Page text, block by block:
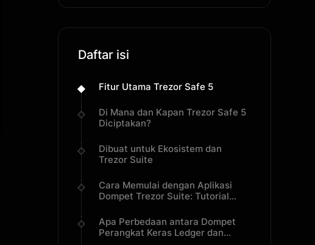
Daftar isi
Fitur Utama Trezor Safe 5
Di Mana dan Kapan Trezor Safe 5
Diciptakan?
Dibuat untuk Ekosistem dan
Trezor Suite
Cara Memulai dengan Aplikasi
Dompet Trezor Suite: Tutorial
Apa Perbedaan antara Dompet
Perangkat Keras Ledger dan